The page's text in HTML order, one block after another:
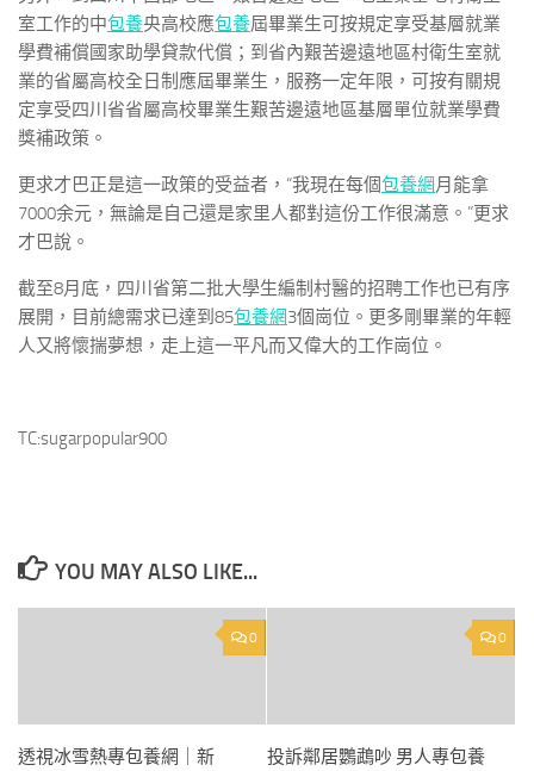
室工作的中包養央高校應包養屆畢業生可按規定享受基層就業
學費補償國家助學貸款代償；到省內艱苦邊遠地區村衛生室就
業的省屬高校全日制應屆畢業生，服務一定年限，可按有關規
定享受四川省省屬高校畢業生艱苦邊遠地區基層單位就業學費
獎補政策。
更求才巴正是這一政策的受益者，“我現在每個包養網月能拿
7000余元，無論是自己還是家里人都對這份工作很滿意。”更求
才巴說。
截至8月底，四川省第二批大學生編制村醫的招聘工作也已有序
展開，目前總需求已達到85包養網3個崗位。更多剛畢業的年輕
人又將懷揣夢想，走上這一平凡而又偉大的工作崗位。
TC:sugarpopular900
YOU MAY ALSO LIKE...
0
透視冰雪熱專包養網｜新
0
投訴鄰居鸚鵡吵 男人專包養